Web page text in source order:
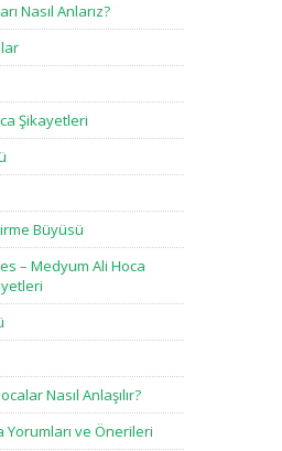
Nasıl Anlarız?
Şikayetleri
Büyüsü
– Medyum Ali Hoca
Nasıl Anlaşılır?
Yorumları ve Önerileri